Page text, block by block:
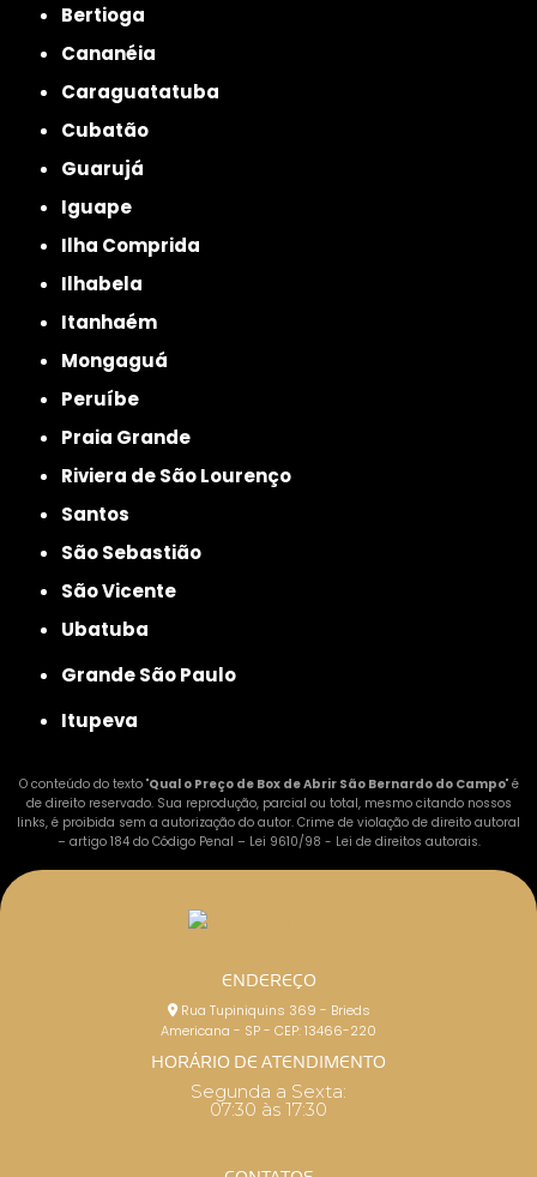
Bertioga
Cananéia
Caraguatatuba
Cubatão
Guarujá
Iguape
Ilha Comprida
Ilhabela
Itanhaém
Mongaguá
Peruíbe
Praia Grande
Riviera de São Lourenço
Santos
São Sebastião
São Vicente
Ubatuba
Grande São Paulo
Itupeva
O conteúdo do texto "Qual o Preço de Box de Abrir São Bernardo do Campo" é
de direito reservado. Sua reprodução, parcial ou total, mesmo citando nossos
links, é proibida sem a autorização do autor. Crime de violação de direito autoral
– artigo 184 do Código Penal – Lei 9610/98 - Lei de direitos autorais.
ENDEREÇO
Rua Tupiniquins 369 - Brieds
Americana - SP - CEP: 13466-220
HORÁRIO DE ATENDIMENTO
Segunda a Sexta:
07:30 às 17:30